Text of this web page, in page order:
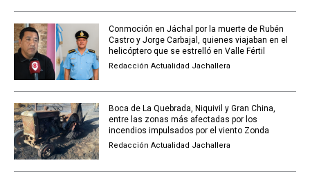
Conmoción en Jáchal por la muerte de Rubén
Castro y Jorge Carbajal, quienes viajaban en el
helicóptero que se estrelló en Valle Fértil
Redacción Actualidad Jachallera
Boca de La Quebrada, Niquivil y Gran China,
entre las zonas más afectadas por los
incendios impulsados por el viento Zonda
Redacción Actualidad Jachallera